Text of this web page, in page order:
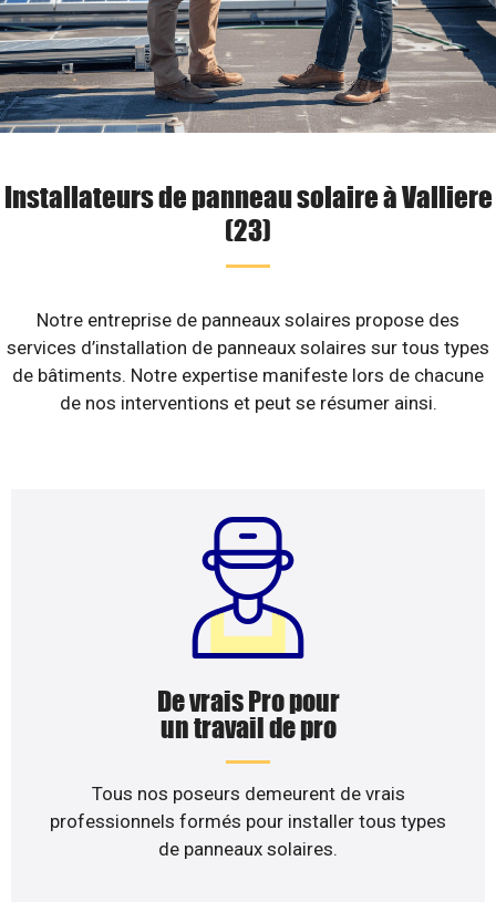
Installateurs de panneau solaire à Valliere
(23)
Notre entreprise de panneaux solaires propose des
services d’installation de panneaux solaires sur tous types
de bâtiments. Notre expertise manifeste lors de chacune
de nos interventions et peut se résumer ainsi.
De vrais Pro pour
un travail de pro
Tous nos poseurs demeurent de vrais
professionnels formés pour installer tous types
de panneaux solaires.